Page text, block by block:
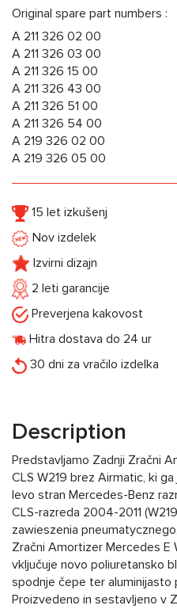
Original spare part numbers :
A 211 326 02 00
A 211 326 03 00
A 211 326 15 00
A 211 326 43 00
A 211 326 51 00
A 211 326 54 00
A 219 326 02 00
A 219 326 05 00
15 let izkušenj
Nov izdelek
Izvirni dizajn
2 leti garancije
Preverjena kakovost
Hitra dostava do 24 ur
30 dni za vračilo izdelka
Description
Predstavljamo Zadnji Zračni
CLS W219 brez Airmatic, ki
levo stran Mercedes-Benz
CLS-razreda 2004-2011
zawieszenia
Zračni Amortizer Mercedes E
vključuje novo poliuretansko
spodnje čepe ter aluminijasto
Proizvedeno in sestavljeno v